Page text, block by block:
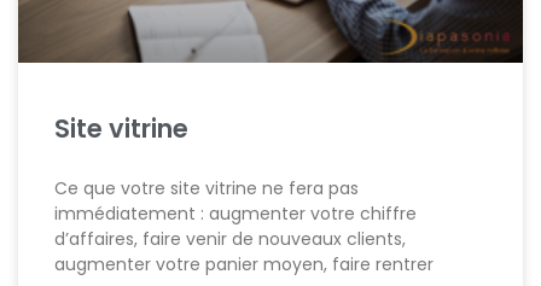
Site vitrine
Ce que votre site vitrine ne fera pas
immédiatement : augmenter votre chiffre
d’affaires, faire venir de nouveaux clients,
augmenter votre panier moyen, faire rentrer